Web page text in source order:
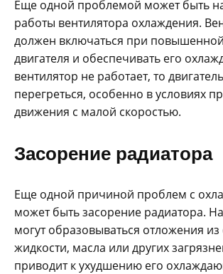
Еще одной проблемой может быть
работы вентилятора охлаждения.
должен включаться при
двигателя и обеспечивать его
вентилятор не работает, то
перегреться, особенно в условиях
движения с малой скоростью.
Засорение радиатора
Еще одной причиной проблем с
может быть засорение радиатора.
могут образовываться отложения
жидкости, масла или других
приводит к ухудшению его